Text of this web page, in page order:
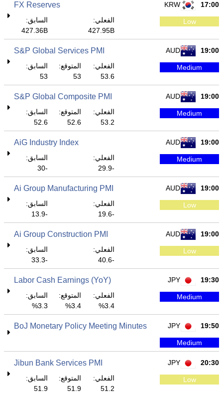
17:00
KRW
FX Reserves
Low
الفعلي:
427.95B
السابق:
427.36B
19:00
AUD
S&P Global Services PMI
Medium
الفعلي:
53.6
المتوقع:
53
السابق:
53
19:00
AUD
S&P Global Composite PMI
Medium
الفعلي:
53.2
المتوقع:
52.6
السابق:
52.6
19:00
AUD
AiG Industry Index
Medium
الفعلي:
-29.9
السابق:
-30
19:00
AUD
Ai Group Manufacturing PMI
Low
الفعلي:
-19.6
السابق:
-13.9
19:00
AUD
Ai Group Construction PMI
Low
الفعلي:
-40.6
السابق:
-33.3
19:30
JPY
Labor Cash Earnings (YoY)
Medium
الفعلي:
3.4%
المتوقع:
3.4%
السابق:
3.3%
19:50
JPY
BoJ Monetary Policy Meeting Minutes
Medium
20:30
JPY
Jibun Bank Services PMI
Low
الفعلي:
51.2
المتوقع:
51.9
السابق:
51.9